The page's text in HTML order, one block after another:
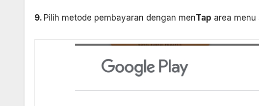
9. Pilih metode pembayaran dengan menTap area